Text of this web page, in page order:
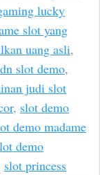
lucky
slot yang
uang asli,
slot demo,
judi slot
, slot demo
demo madame
demo
slot princess